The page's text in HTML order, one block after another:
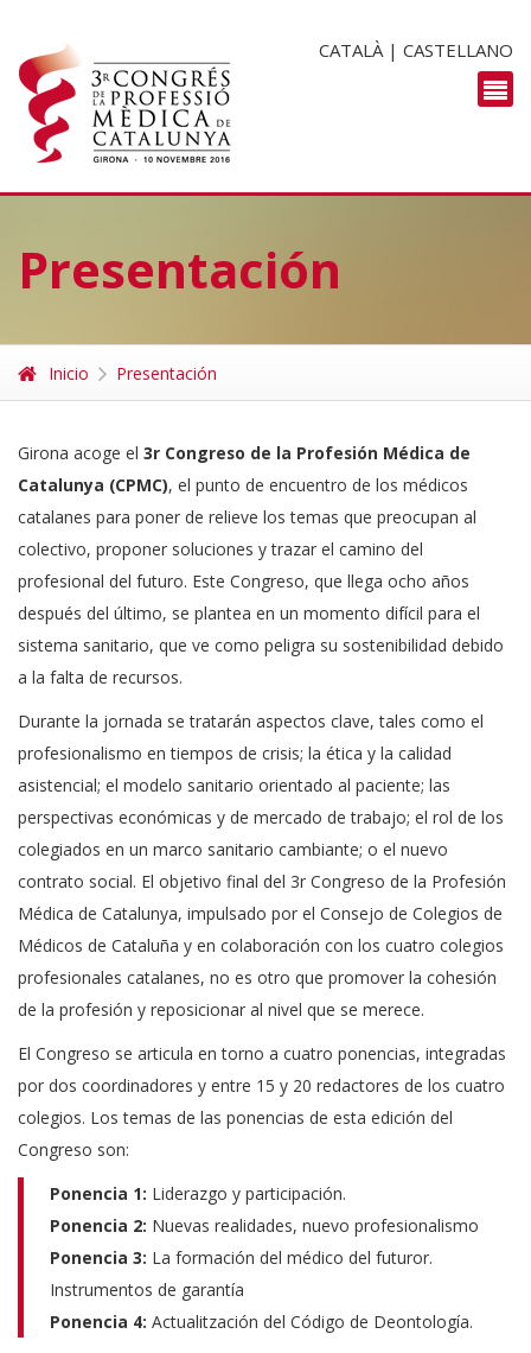
CATALÀ| CASTELLANO
Presentación
Inicio Presentación
Girona acoge el 3r Congreso de la Profesión Médica de
Catalunya (CPMC), el punto de encuentro de los médicos
catalanes para poner de relieve los temas que preocupan al
colectivo, proponer soluciones y trazar el camino del
profesional del futuro. Este Congreso, que llega ocho años
después del último, se plantea en un momento difícil para el
sistema sanitario, que ve como peligra su sostenibilidad debido
a la falta de recursos.
Durante la jornada se tratarán aspectos clave, tales como el
profesionalismo en tiempos de crisis; la ética y la calidad
asistencial; el modelo sanitario orientado al paciente; las
perspectivas económicas y de mercado de trabajo; el rol de los
colegiados en un marco sanitario cambiante; o el nuevo
contrato social. El objetivo final del 3r Congreso de la Profesión
Médica de Catalunya, impulsado por el Consejo de Colegios de
Médicos de Cataluña y en colaboración con los cuatro colegios
profesionales catalanes, no es otro que promover la cohesión
de la profesión y reposicionar al nivel que se merece.
El Congreso se articula en torno a cuatro ponencias, integradas
por dos coordinadores y entre 15 y 20 redactores de los cuatro
colegios. Los temas de las ponencias de esta edición del
Congreso son:
Ponencia 1: Liderazgo y participación.
Ponencia 2: Nuevas realidades, nuevo profesionalismo
Ponencia 3: La formación del médico del futuror.
Instrumentos de garantía
Ponencia 4: Actualitzación del Código de Deontología.